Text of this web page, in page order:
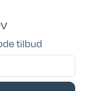
tilbud